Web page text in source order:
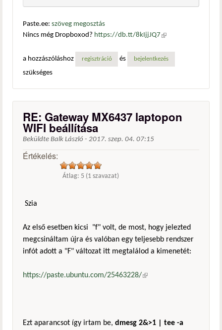
Paste.ee: szöveg megosztás
Nincs még Dropboxod? https://db.tt/8kIjjJQ7 (külső
a hozzászóláshoz
regisztráció és bejelentkezés
szükséges
RE: Gateway MX6437 laptopon
WIFI beállítása
Beküldte Balk László - 2017. szep. 04. 07:15
Értékelés:
Átlag: 5 (1 szavazat)
Szia
Az első esetben kicsi "f" volt, de most, hogy jelezted
megcsináltam újra és valóban egy teljesebb rendszer
infót adott a "F" változat itt megtalálod a kimenetét:
https://paste.ubuntu.com/25463228/(külső hivatkozás)
Ezt aparancsot így irtam be, dmesg 2&>1 | tee -a